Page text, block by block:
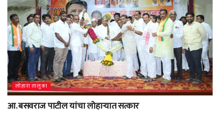
लोहारा तालुका
आ. बसवराज पाटील यांचा लोहाऱ्यात सत्कार